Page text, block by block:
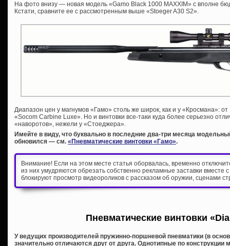
На фото внизу — новая модель «Gamo Black 1000 MAXXIM» с вполне
Кстати, сравните ее с рассмотренным выше «Stoeger A30 S2».
Диапазон цен у магнумов «Гамо» столь же широк, как и у «Кросмана»:
«Socom Carbine Luxe». Но и винтовки все-таки куда более серьезно
«наворотов», нежели у «Стоеджера».
Имейте в виду, что буквально в последние два-три месяца
обновился — см. «Пневматические винтовки «Гамо».
Внимание! Если на этом месте статья оборвалась, временно
из них умудряются обрезать собственно рекламные заставки вместе
блокируют просмотр видеороликов с рассказом об оружии, сценами
Пневматические винтовки
У ведущих производителей пружинно-поршневой пневматики (в
значительно отличаются друг от друга. Однотипные по